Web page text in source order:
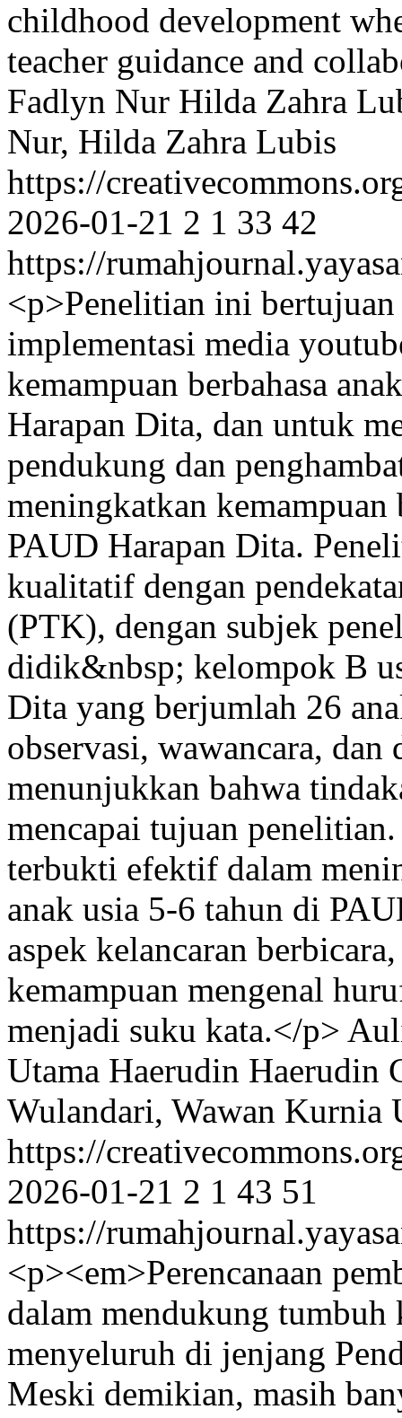
childhood development
teacher guidance and
Fadlyn Nur Hilda Zahra
Nur, Hilda Zahra Lubis
https://
2026-01-21 2 1 33 42
https://
<p>Penelitian ini
implementasi media
kemampuan berbahasa
Harapan Dita, dan untuk
pendukung dan
meningkatkan kemampuan
PAUD Harapan Dita.
kualitatif dengan
(PTK), dengan subjek
didik&nbsp; kelompok B
Dita yang berjumlah 26
observasi, wawancara,
menunjukkan bahwa
mencapai tujuan
terbukti efektif dalam
anak usia 5-6 tahun di
aspek kelancaran
kemampuan mengenal
menjadi suku kata.</p>
Utama Haerudin Haerudin
Wulandari, Wawan Kurnia
https://
2026-01-21 2 1 43 51
https://
<p><em>Perencanaan
dalam mendukung tumbuh
menyeluruh di jenjang
Meski demikian, masih